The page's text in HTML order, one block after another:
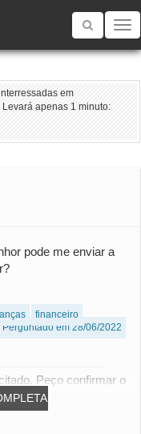
Toggle
em
apenas 1 minuto:
pode me enviar a
financeiro
Perguntado em 28/06/2022
Peço confirmar o